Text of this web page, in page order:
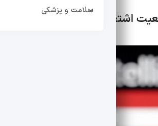
سلامت و پزشکی
اشتغال کارگران نداشته است